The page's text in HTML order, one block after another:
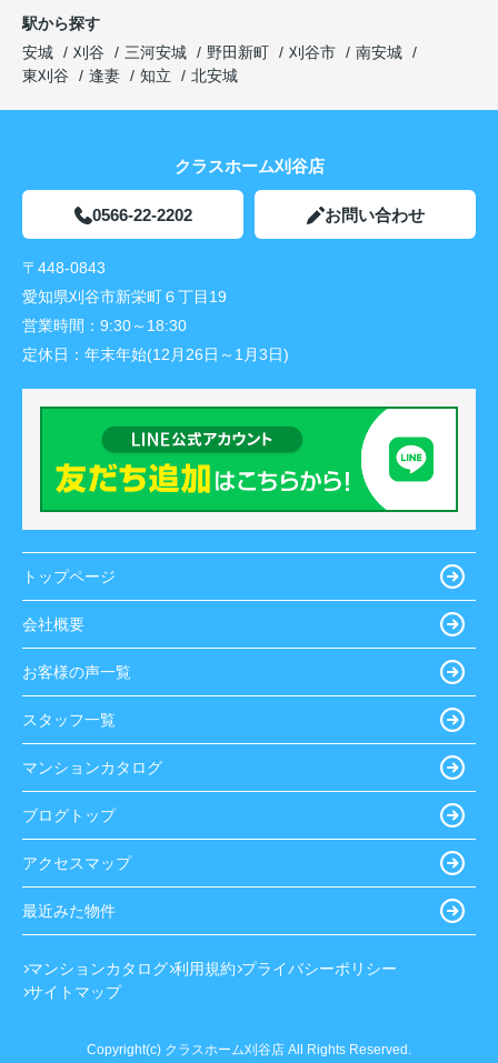
駅から探す
安城
刈谷 三河安城 野田新町 刈谷市
南安城
東刈谷
逢妻 知立 北安城
クラスホーム刈谷店
0566-22-2202 お問い合わせ
〒448-0843
愛知県刈谷市新栄町６丁目19
営業時間： 9:30～18:30
定休日： 年末年始(12月26日～1月3日)
トップページ
会社概要
お客様の声一覧
スタッフ一覧
マンションカタログ
ブログトップ
アクセスマップ
最近みた物件
マンションカタログ 利用規約 プライバシーポリシー
サイトマップ
Copyright(c) クラスホーム刈谷店 All Rights Reserved.